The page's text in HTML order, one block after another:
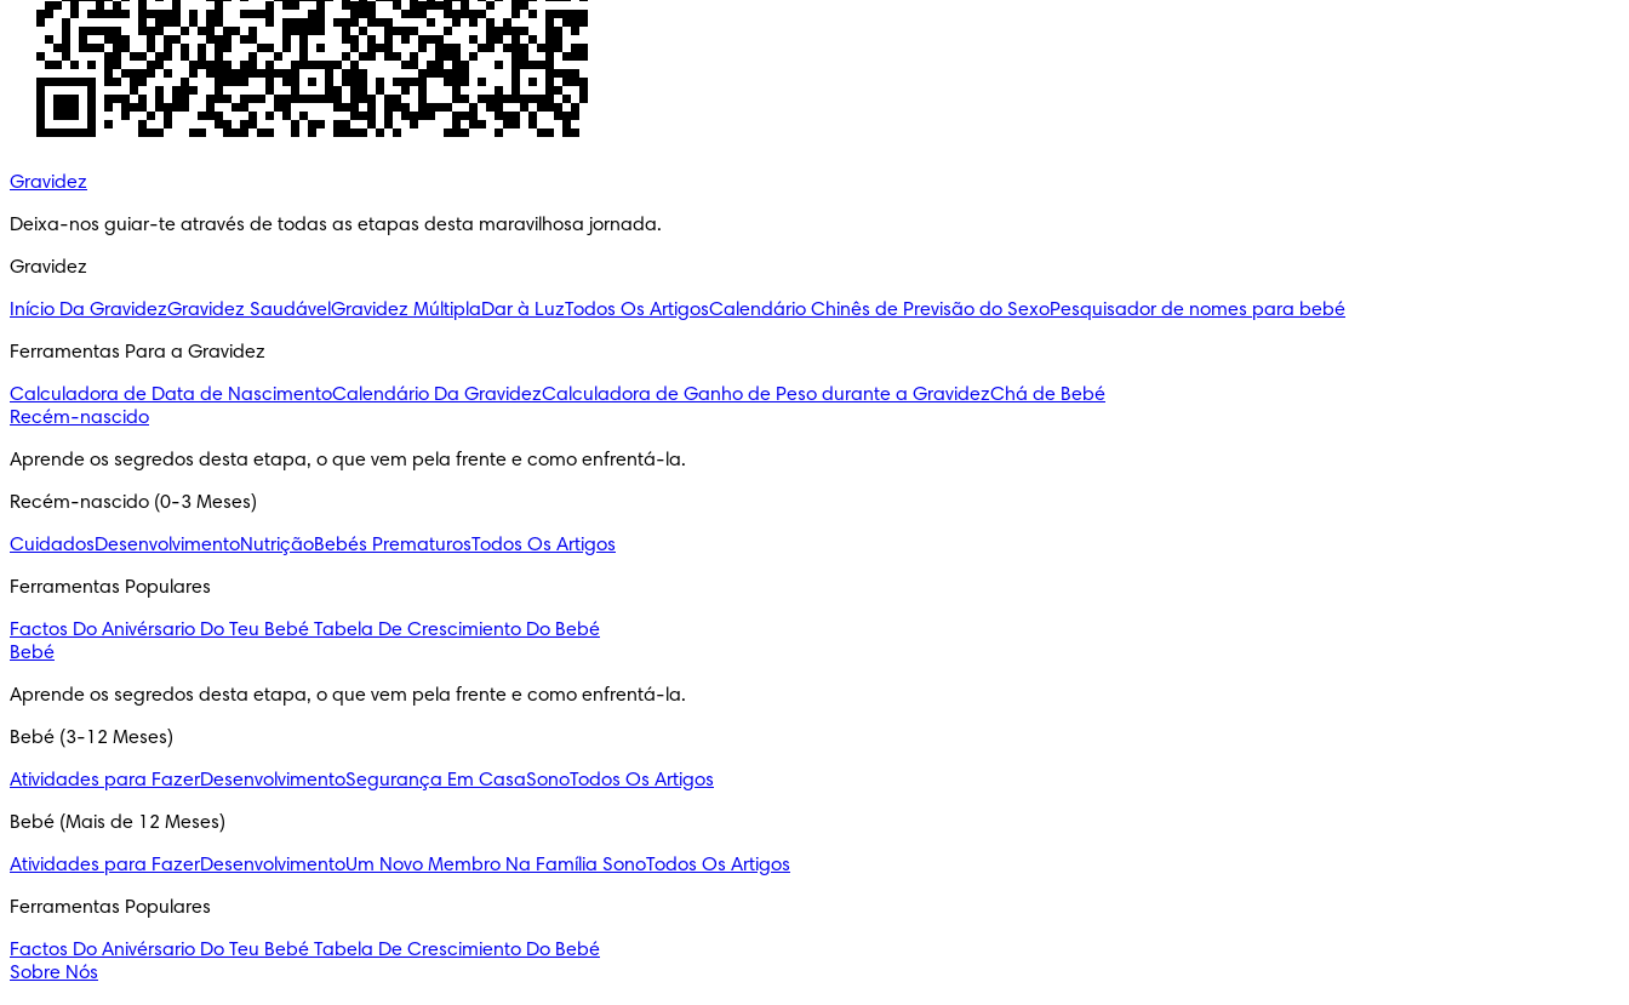
Gravidez
Deixa-nos guiar-te através de todas as etapas desta maravilhosa jornada.
Gravidez
Início Da GravidezGravidez SaudávelGravidez MúltiplaDar à LuzTodos Os ArtigosCalendário Chinês de Previsão do SexoPesquisador de nomes para bebé
Ferramentas Para a Gravidez
Calculadora de Data de NascimentoCalendário Da GravidezCalculadora de Ganho de Peso durante a GravidezChá de Bebé
Recém-nascido
Aprende os segredos desta etapa, o que vem pela frente e como enfrentá-la.
Recém-nascido (0-3 Meses)
CuidadosDesenvolvimentoNutriçãoBebés PrematurosTodos Os Artigos
Ferramentas Populares
Factos Do Anivérsario Do Teu Bebé Tabela De Crescimiento Do Bebé
Bebé
Aprende os segredos desta etapa, o que vem pela frente e como enfrentá-la.
Bebé (3-12 Meses)
Atividades para FazerDesenvolvimentoSegurança Em CasaSonoTodos Os Artigos
Bebé (Mais de 12 Meses)
Atividades para FazerDesenvolvimentoUm Novo Membro Na Família SonoTodos Os Artigos
Ferramentas Populares
Factos Do Anivérsario Do Teu Bebé Tabela De Crescimiento Do Bebé
Sobre Nós